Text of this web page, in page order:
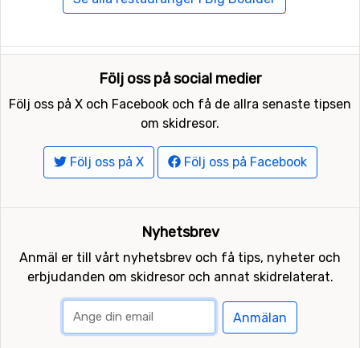
Följ oss på social medier
Följ oss på X och Facebook och få de allra senaste tipsen
om skidresor.
Följ oss på X Följ oss på Facebook
Nyhetsbrev
Anmäl er till vårt nyhetsbrev och få tips, nyheter och
erbjudanden om skidresor och annat skidrelaterat.
Anmälan